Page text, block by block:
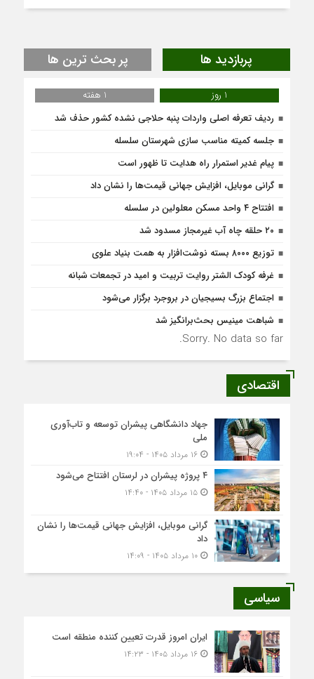
پربازدید ها پر بحث ترین ها
1 روز
1 هفته
ردیف تعرفه اصلی واردات پنبه حلاجی نشده کشور حذف شد
جلسه کمیته مناسب سازی شهرستان سلسله
پیام غدیر استمرار راه هدایت تا ظهور است
گرانی موبایل، افزایش جهانی قیمت‌ها را نشان داد
افتتاح ۴ واحد مسکن معلولین در سلسله
۲۰ حلقه چاه آب غیرمجاز مسدود شد
توزیع ۸۰۰۰ بسته نوشت‌افزار به همت بنیاد علوی
غرفه کودک الشتر روایت تربیت و امید در تجمعات شبانه
اجتماع بزرگ بسیجیان در بروجرد برگزار می‌شود
شباهت مینیس بحث‌برانگیز شد
Sorry. No data so far.
اقتصادی
جهاد دانشگاهی پیشران توسعه و تاب‌آوری
ملی
۱۶ مرداد ۱۴۰۵ - ۱۹:۰۴
۴ پروژه پیشران در لرستان افتتاح می‌شود
۱۵ مرداد ۱۴۰۵ - ۱۴:۴۰
گرانی موبایل، افزایش جهانی قیمت‌ها را نشان
داد
۱۰ مرداد ۱۴۰۵ - ۱۴:۰۹
سیاسی
ایران امروز قدرت تعیین کننده منطقه است
۱۶ مرداد ۱۴۰۵ - ۱۴:۲۳